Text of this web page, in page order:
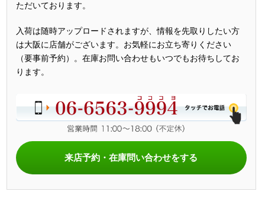
ただいております。
入荷は随時アップロードされますが、情報を先取りしたい方
は大阪に店舗がございます。お気軽にお立ち寄りください
（要事前予約）。在庫お問い合わせもいつでもお待ちしてお
ります。
来店予約・在庫問い合わせをする